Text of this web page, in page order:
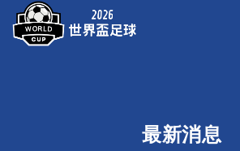
最新消息